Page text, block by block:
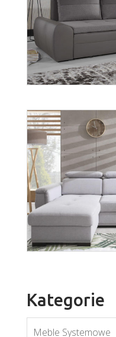
Kategorie
Meble Systemowe